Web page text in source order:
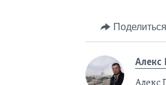
Поделиться
Алекс